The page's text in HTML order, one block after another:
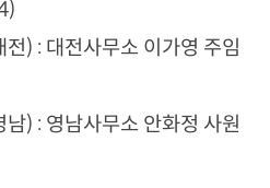
) : 대전사무소 이가영 주임
) : 영남사무소 안화정 사원